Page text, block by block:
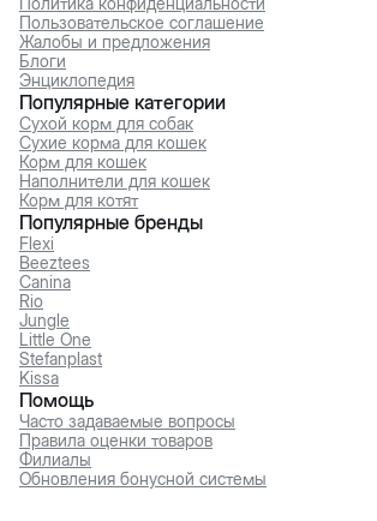
Пользовательское соглашение
Жалобы и предложения
Блоги
Энциклопедия
Популярные категории
Сухой корм для собак
Сухие корма для кошек
Корм для кошек
Наполнители для кошек
Корм для котят
Популярные бренды
Flexi
Beeztees
Canina
Rio
Jungle
Little One
Stefanplast
Kissa
Помощь
Часто задаваемые вопросы
Правила оценки товаров
Филиалы
Обновления бонусной системы